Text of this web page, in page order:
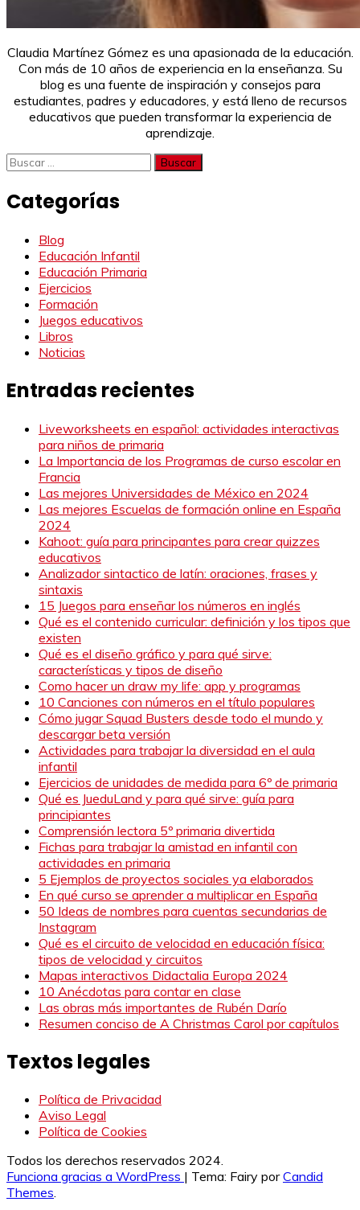
Claudia Martínez Gómez es una apasionada de la educación.
Con más de 10 años de experiencia en la enseñanza. Su
blog es una fuente de inspiración y consejos para
estudiantes, padres y educadores, y está lleno de recursos
educativos que pueden transformar la experiencia de
aprendizaje.
Buscar:
Categorías
Blog
Educación Infantil
Educación Primaria
Ejercicios
Formación
Juegos educativos
Libros
Noticias
Entradas recientes
Liveworksheets en español: actividades interactivas
para niños de primaria
La Importancia de los Programas de curso escolar en
Francia
Las mejores Universidades de México en 2024
Las mejores Escuelas de formación online en España
2024
Kahoot: guía para principantes para crear quizzes
educativos
Analizador sintactico de latín: oraciones, frases y
sintaxis
15 Juegos para enseñar los números en inglés
Qué es el contenido curricular: definición y los tipos que
existen
Qué es el diseño gráfico y para qué sirve:
características y tipos de diseño
Como hacer un draw my life: app y programas
10 Canciones con números en el título populares
Cómo jugar Squad Busters desde todo el mundo y
descargar beta versión
Actividades para trabajar la diversidad en el aula
infantil
Ejercicios de unidades de medida para 6º de primaria
Qué es JueduLand y para qué sirve: guía para
principiantes
Comprensión lectora 5º primaria divertida
Fichas para trabajar la amistad en infantil con
actividades en primaria
5 Ejemplos de proyectos sociales ya elaborados
En qué curso se aprender a multiplicar en España
50 Ideas de nombres para cuentas secundarias de
Instagram
Qué es el circuito de velocidad en educación física:
tipos de velocidad y circuitos
Mapas interactivos Didactalia Europa 2024
10 Anécdotas para contar en clase
Las obras más importantes de Rubén Darío
Resumen conciso de A Christmas Carol por capítulos
Textos legales
Política de Privacidad
Aviso Legal
Política de Cookies
Todos los derechos reservados 2024.
Funciona gracias a WordPress | Tema: Fairy porCandid
Themes.